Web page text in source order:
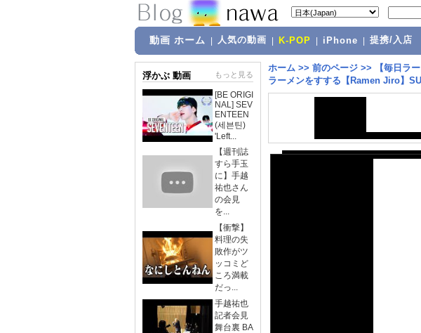
動画 ホーム 人気の動画 K-POP iPhone 提携/入店
浮かぶ 動画 もっと見る
[BE ORIGI
NAL] SEV
ENTEEN
(세븐틴)
'Left...
【週刊誌
すら手玉
に】手越
祐也さん
の会見
を...
【衝撃】
料理の失
敗作がツ
ッコミど
ころ満載
だっ...
手越祐也
記者会見
舞台裏 BA
ホーム >> 前のページ >>
【毎日ラ
ラーメンをすする【Ramen Jiro】